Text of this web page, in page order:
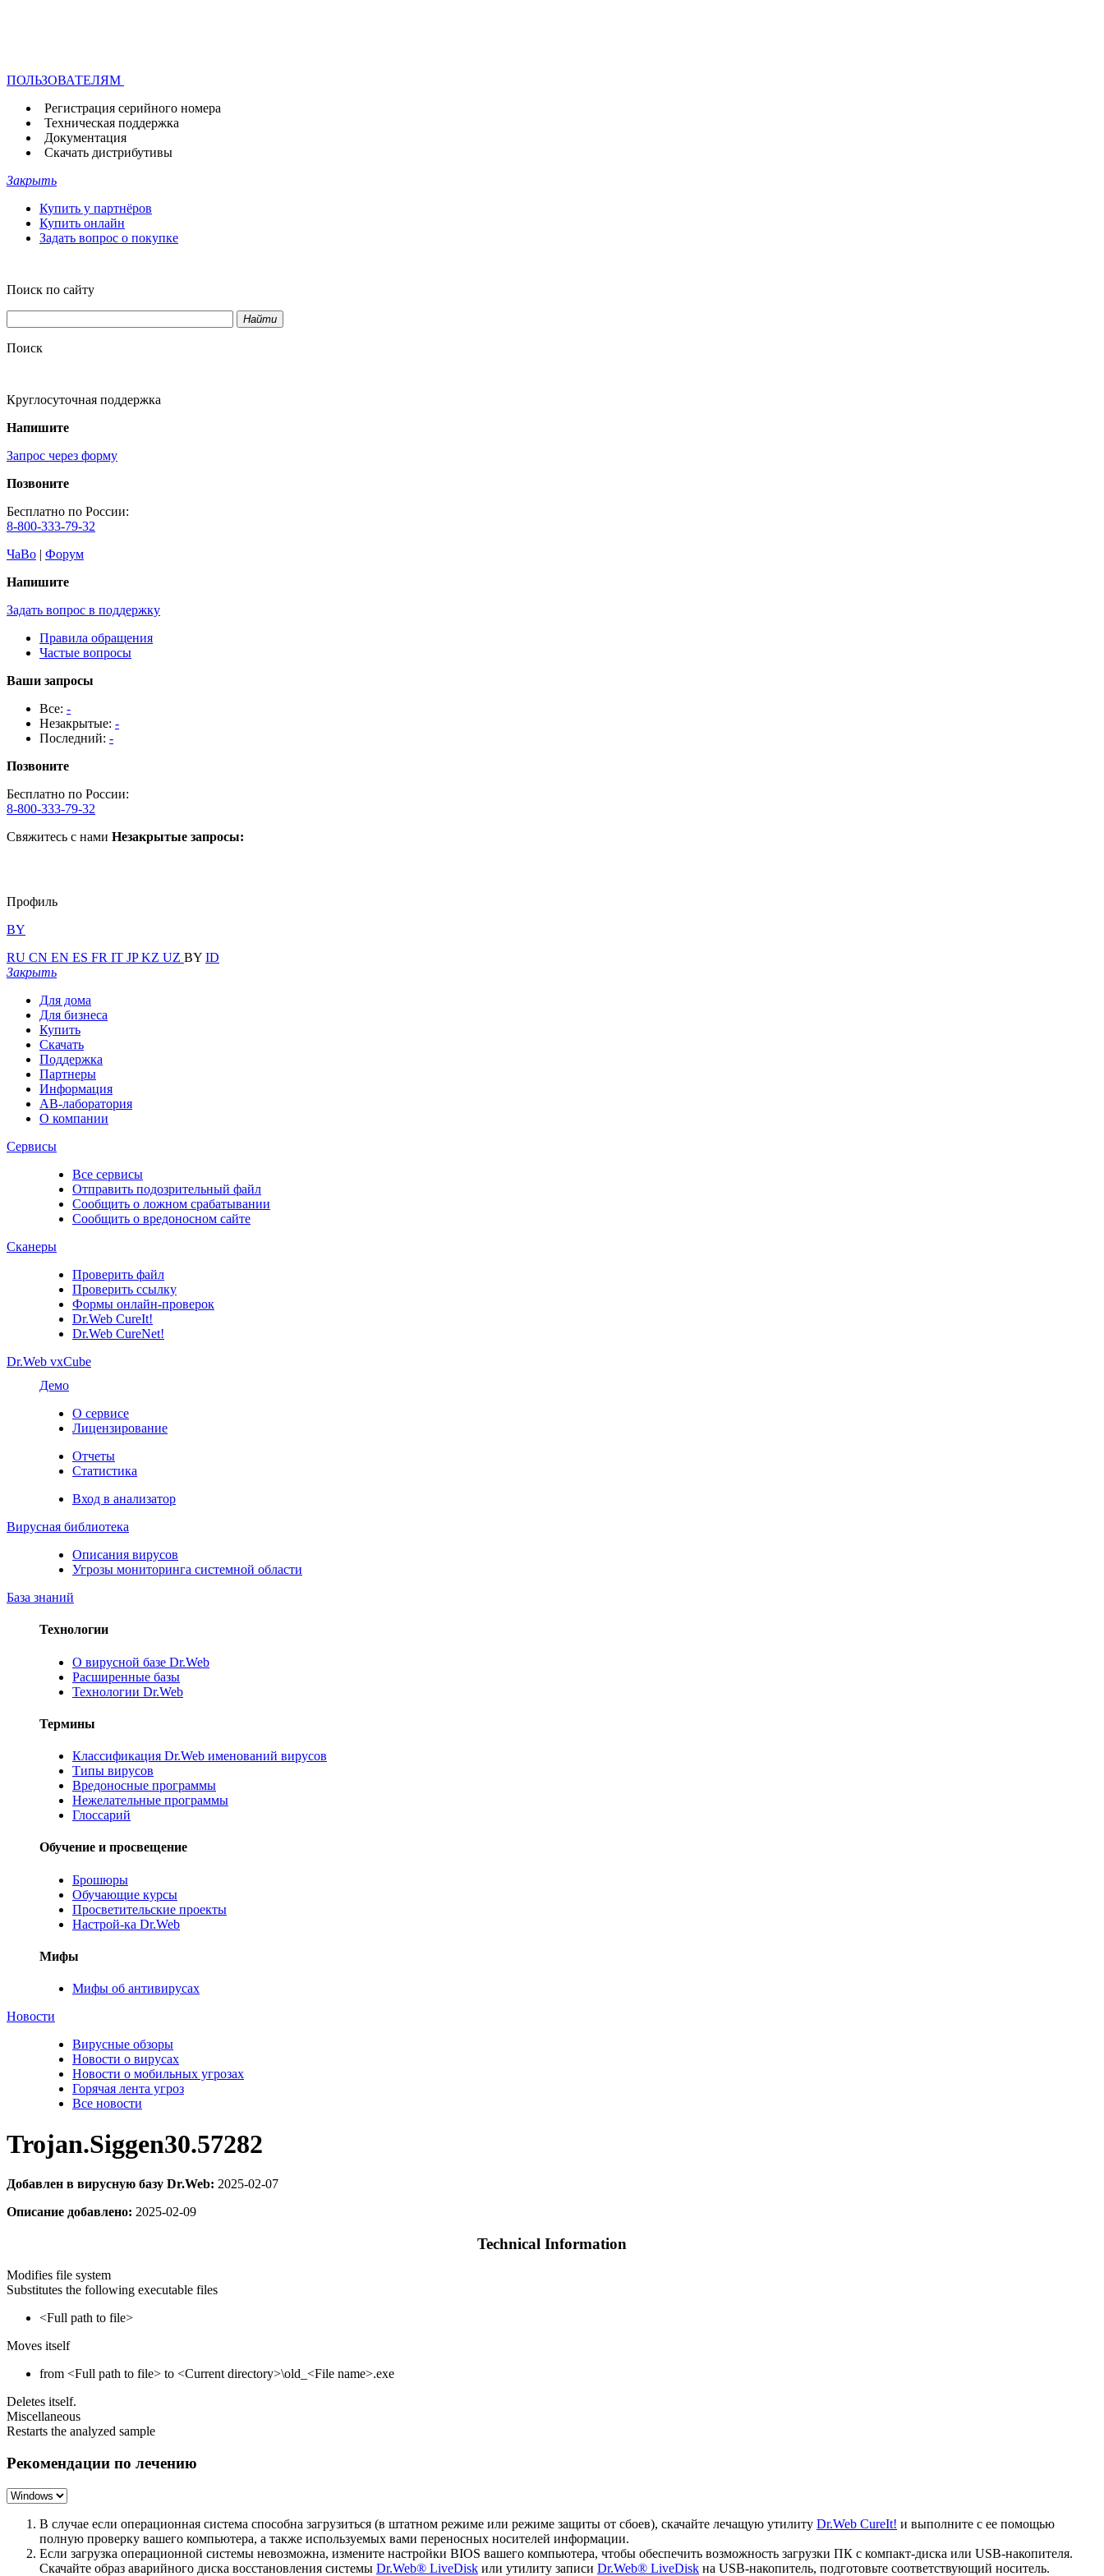
ПОЛЬЗОВАТЕЛЯМ
Регистрация серийного номера
Техническая поддержка
Документация
Скачать дистрибутивы
Закрыть
Купить у партнёров
Купить онлайн
Задать вопрос о покупке
Поиск по сайту
Найти
Поиск
Круглосуточная поддержка
Напишите
Запрос через форму
Позвоните
Бесплатно по России:
8-800-333-79-32
ЧаВо | Форум
Напишите
Задать вопрос в поддержку
Правила обращения
Частые вопросы
Ваши запросы
Все: -
Незакрытые: -
Последний: -
Позвоните
Бесплатно по России:
8-800-333-79-32
Свяжитесь с нами Незакрытые запросы:
Профиль
BY
RU CN EN ES FR IT JPKZ UZ BY ID
Закрыть
Для дома
Для бизнеса
Купить
Скачать
Поддержка
Партнеры
Информация
АВ-лаборатория
О компании
Сервисы
Все сервисы
Отправить подозрительный файл
Сообщить о ложном срабатывании
Сообщить о вредоносном сайте
Сканеры
Проверить файл
Проверить ссылку
Формы онлайн-проверок
Dr.Web CureIt!
Dr.Web CureNet!
Dr.Web vxCube
Демо
О сервисе
Лицензирование
Отчеты
Статистика
Вход в анализатор
Вирусная библиотека
Описания вирусов
Угрозы мониторинга системной области
База знаний
Технологии
О вирусной базе Dr.Web
Расширенные базы
Технологии Dr.Web
Термины
Классификация Dr.Web именований вирусов
Типы вирусов
Вредоносные программы
Нежелательные программы
Глоссарий
Обучение и просвещение
Брошюры
Обучающие курсы
Просветительские проекты
Настрой-ка Dr.Web
Мифы
Мифы об антивирусах
Новости
Вирусные обзоры
Новости о вирусах
Новости о мобильных угрозах
Горячая лента угроз
Все новости
Trojan.Siggen30.57282
Добавлен в вирусную базу Dr.Web: 2025-02-07
Описание добавлено: 2025-02-09
Technical Information
Modifies file system
Substitutes the following executable files
<Full path to file>
Moves itself
from <Full path to file> to <Current directory>\old_<File name>.exe
Deletes itself.
Miscellaneous
Restarts the analyzed sample
Рекомендации по лечению
В случае если операционная система способна загрузиться (в штатном режиме или режиме защиты от сбоев), скачайте лечащую утилиту Dr.Web CureIt! и выполните с ее помощью
полную проверку вашего компьютера, а также используемых вами переносных носителей информации.
Если загрузка операционной системы невозможна, измените настройки BIOS вашего компьютера, чтобы обеспечить возможность загрузки ПК с компакт-диска или USB-накопителя.
Скачайте образ аварийного диска восстановления системы Dr.Web® LiveDisk или утилиту записи Dr.Web® LiveDisk на USB-накопитель, подготовьте соответствующий носитель.